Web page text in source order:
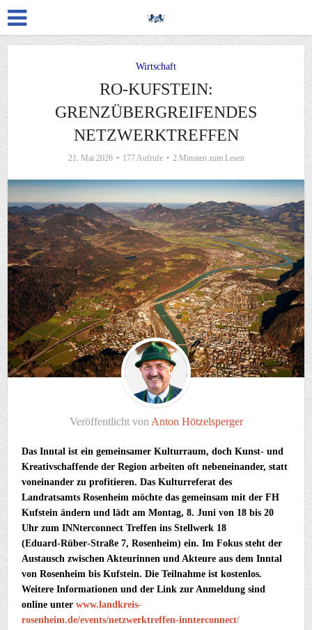
Wirtschaft
RO-KUFSTEIN:
GRENZÜBERGREIFENDES
NETZWERKTREFFEN
21. Mai 2026 177 Aufrufe 2 Minuten zum Lesen
Veröffentlicht von Anton Hötzelsperger
Das Inntal ist ein gemeinsamer Kulturraum, doch Kunst- und
Kreativschaffende der Region arbeiten oft nebeneinander, statt
voneinander zu profitieren. Das Kulturreferat des
Landratsamts Rosenheim möchte das gemeinsam mit der FH
Kufstein ändern und lädt am Montag, 8. Juni von 18 bis 20
Uhr zum INNterconnect Treffen ins Stellwerk 18
(Eduard‑Rüber‑Straße 7, Rosenheim) ein. Im Fokus steht der
Austausch zwischen Akteurinnen und Akteure aus dem Inntal
von Rosenheim bis Kufstein. Die Teilnahme ist kostenlos.
Weitere Informationen und der Link zur Anmeldung sind
online unterwww.landkreis-
rosenheim.de/events/netzwerktreffen-innterconnect/